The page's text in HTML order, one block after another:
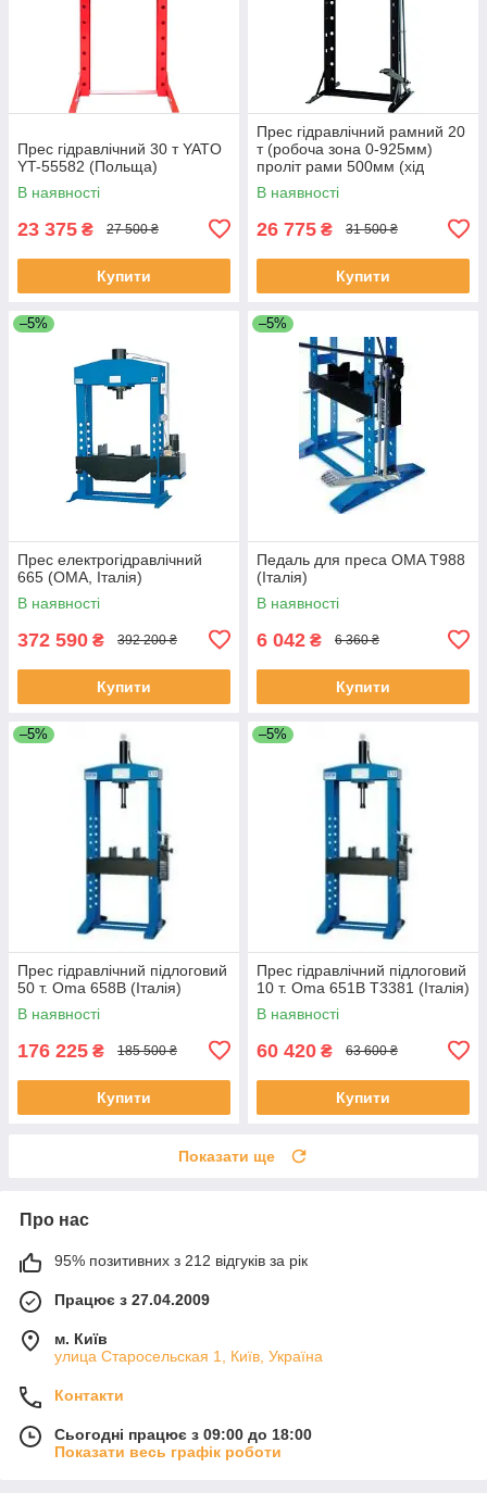
Прес гідравлічний 30 т YATO
YT-55582 (Польща)
В наявності
23 375 ₴ 27 500 ₴
Купити
Прес гідравлічний рамний 20
т (робоча зона 0-925мм)
проліт рами 500мм (хід
штока 150мм) Yato YT-55584
В наявності
26 775 ₴ 31 500 ₴
Купити
–5%
Прес електрогідравлічний
665 (ОМА, Італія)
В наявності
372 590 ₴ 392 200 ₴
Купити
–5%
Педаль для преса OMA T988
(Італія)
В наявності
6 042 ₴ 6 360 ₴
Купити
–5%
Прес гідравлічний підлоговий
50 т. Oma 658B (Італія)
В наявності
176 225 ₴ 185 500 ₴
Купити
–5%
Прес гідравлічний підлоговий
10 т. Oma 651B Т3381 (Італія)
В наявності
60 420 ₴ 63 600 ₴
Купити
Показати ще
Про нас
95% позитивних з 212 відгуків за рік
Працює з 27.04.2009
м. Київ
улица Старосельская 1, Київ, Україна
Контакти
Сьогодні працює з 09:00 до 18:00
Показати весь графік роботи